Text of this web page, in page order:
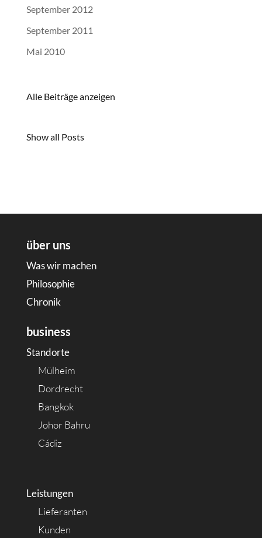
September 2012
September 2011
Mai 2010
Alle Beiträge anzeigen
Show all Posts
über uns
Was wir machen
Philosophie
Chronik
business
Standorte
Mülheim
Dordrecht
Bangkok
Johor Bahru
Cádiz
Leistungen
Lieferanten
Kunden